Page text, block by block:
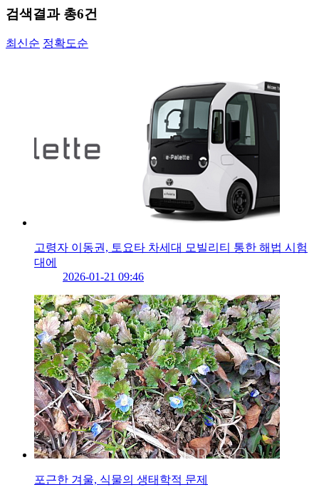
검색결과 총6건
최신순 정확도순
고령자 이동권, 토요타 차세대 모빌리티 통한 해법 시험
대에
2026-01-21 09:46
포근한 겨울, 식물의 생태학적 문제